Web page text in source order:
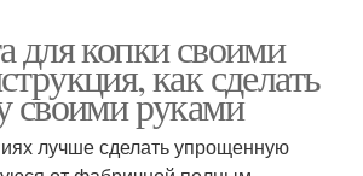
для копки своими
как сделать
своими руками
лучше сделать упрощенную